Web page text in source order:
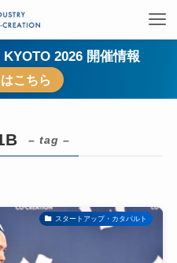
KYOTO 2026 開催情報
こちら
– tag –
スタートアップ・カタパルト